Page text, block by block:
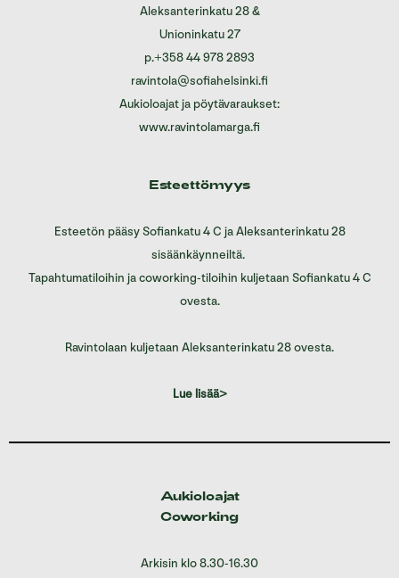
Aleksanterinkatu 28&
Unioninkatu 27
p.+358 44 978 2893
ravintola@sofiahelsinki.fi
Aukioloajat ja pöytävaraukset:
www.ravintolamarga.fi
Esteettömyys
Esteetön pääsy Sofiankatu 4 C ja Aleksanterinkatu 28
sisäänkäynneiltä.
Tapahtumatiloihin ja coworking-tiloihin kuljetaan Sofiankatu 4 C
ovesta.
Ravintolaan kuljetaan Aleksanterinkatu 28 ovesta.
Lue lisää>
Aukioloajat
Coworking
Arkisin klo 8.30-16.30